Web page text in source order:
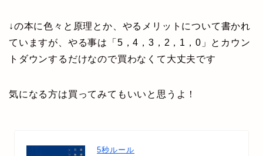
↓の本に色々と原理とか、やるメリットについて書かれ
ていますが、やる事は「5，4，3，2，1，0」とカウン
トダウンするだけなので買わなくて大丈夫です
気になる方は買ってみてもいいと思うよ！
5秒ルール